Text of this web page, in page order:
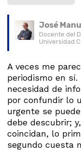
José
Docente del
Universidad
A veces me
periodismo en
necesidad de
por confundir lo
urgente se
debe descubrir;
coincidan, lo
segundo cuesta